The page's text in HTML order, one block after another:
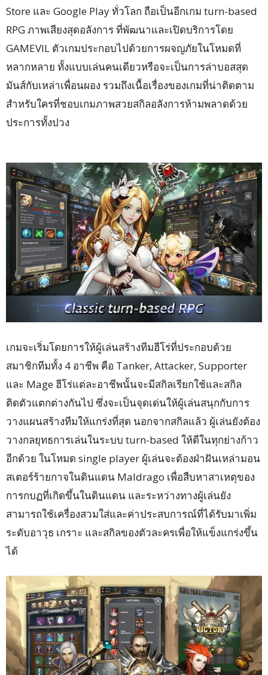
Store และ Google Play ทั่วโลก ถือเป็นอีกเกม turn-based
RPG ภาพเสียงสุดอลังการ ที่พัฒนาและเปิดบริการโดย
GAMEVIL ตัวเกมประกอบไปด้วยการผจญภัยในโหมดที่
หลากหลาย ทั้งแบบเล่นคนเดียวหรือจะเป็นการล่าบอสสุด
มันส์กับเหล่าเพื่อนผอง รวมถึงเนื้อเรื่องของเกมที่น่าติดตาม
สำหรับใครที่ชอบเกมภาพสวยสกิลอลังการห้ามพลาดด้วย
ประการทั้งปวง
เกมจะเริ่มโดยการให้ผู้เล่นสร้างทีมฮีโร่ที่ประกอบด้วย
สมาชิกทีมทั้ง 4 อาชีพ คือ Tanker, Attacker, Supporter
และ Mage ฮีโร่แต่ละอาชีพนั้นจะมีสกิลเรียกใช้และสกิล
ติดตัวแตกต่างกันไป ซึ่งจะเป็นจุดเด่นให้ผู้เล่นสนุกกับการ
วางแผนสร้างทีมให้แกร่งที่สุด นอกจากสกิลแล้ว ผู้เล่นยังต้อง
วางกลยุทธการเล่นในระบบ turn-based ให้ดีในทุกย่างก้าว
อีกด้วย ในโหมด single player ผู้เล่นจะต้องฝ่าฝันเหล่ามอน
สเตอร์ร้ายกาจในดินแดน Maldrago เพื่อสืบหาสาเหตุของ
การกบฏที่เกิดขึ้นในดินแดน และระหว่างทางผู้เล่นยัง
สามารถใช้เครื่องสวมใส่และค่าประสบการณ์ที่ได้รับมาเพิ่ม
ระดับอาวุธ เกราะ และสกิลของตัวละครเพื่อให้แข็งแกร่งขึ้น
ได้